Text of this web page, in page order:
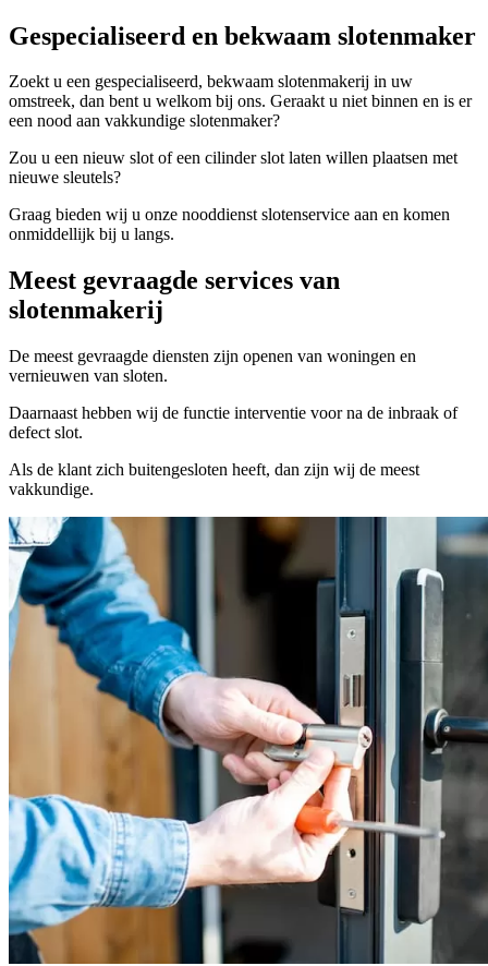
Gespecialiseerd en bekwaam slotenmaker
Zoekt u een gespecialiseerd, bekwaam slotenmakerij in uw
omstreek, dan bent u welkom bij ons. Geraakt u niet binnen en is er
een nood aan vakkundige slotenmaker?
Zou u een nieuw slot of een cilinder slot laten willen plaatsen met
nieuwe sleutels?
Graag bieden wij u onze nooddienst slotenservice aan en komen
onmiddellijk bij u langs.
Meest gevraagde services van
slotenmakerij
De meest gevraagde diensten zijn openen van woningen en
vernieuwen van sloten.
Daarnaast hebben wij de functie interventie voor na de inbraak of
defect slot.
Als de klant zich buitengesloten heeft, dan zijn wij de meest
vakkundige.